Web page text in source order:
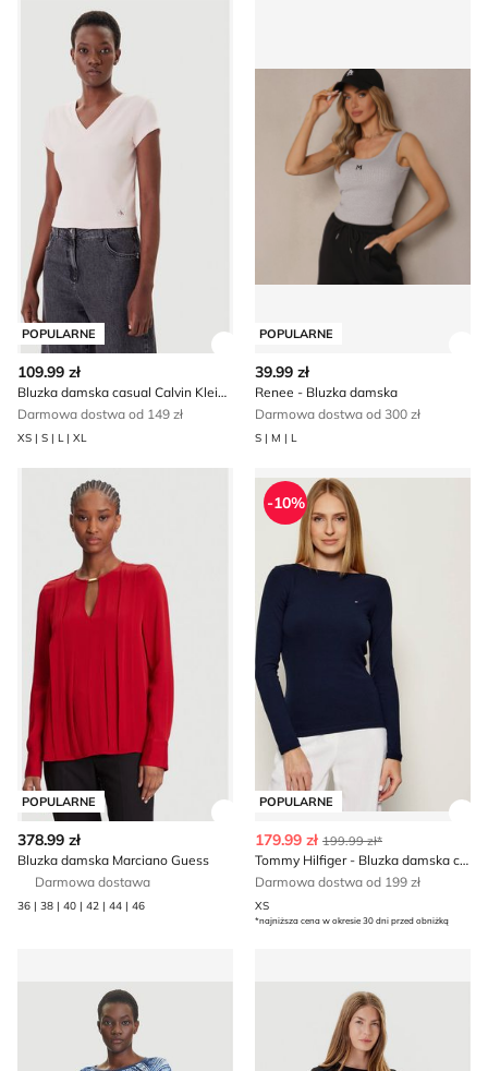
Bluzka damska casual Calvin Klein Jeans
POPULARNE
109.99 zł
Bluzka damska casual Calvin Klein Jeans
Darmowa dostwa od 149 zł
XS | S | L | XL
POPULARNE
39.99 zł
Renee - Bluzka damska
Darmowa dostwa od 300 zł
S | M | L
Bluzka damska Marciano Guess
POPULARNE
378.99 zł
Bluzka damska Marciano Guess
Darmowa dostawa
36 | 38 | 40 | 42 | 44 | 46
Tommy Hilfiger - Bluzka
POPULARNE
-10%
179.99 zł 199.99 zł*
Tommy Hilfiger - Bluzka damska casual
Darmowa dostwa od 199 zł
XS
*najniższa cena w okresie 30 dni przed obniżką